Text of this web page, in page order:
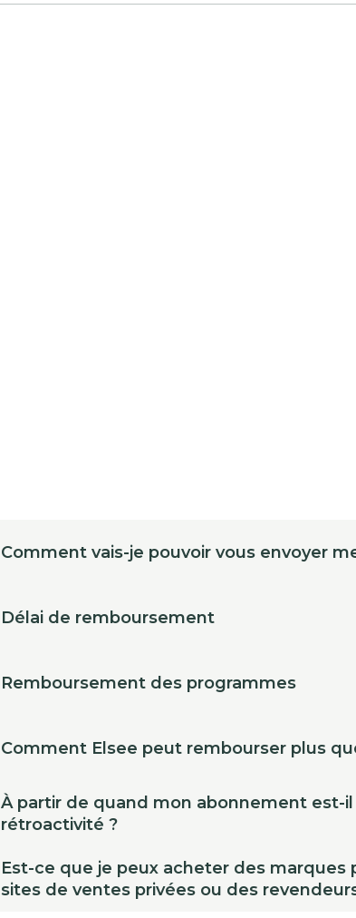
Comment vais-je pouvoir vous envoyer
Délai de remboursement
Remboursement des programmes
Comment Elsee peut rembourser plus
À partir de quand mon abonnement est-
rétroactivité ?
Est-ce que je peux acheter des marques
sites de ventes privées ou des